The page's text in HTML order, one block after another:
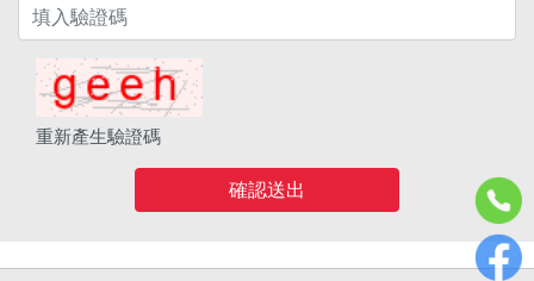
重新產生驗證碼
確認送出